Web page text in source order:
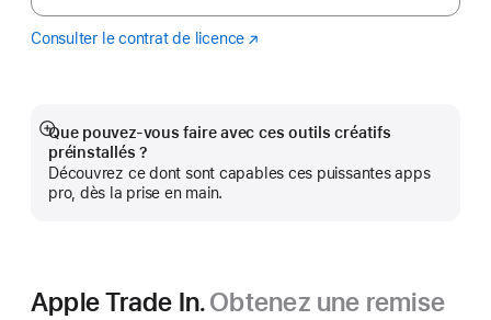
Consulter le contrat de licence Logic
(s’ouvre
fenêtre)
Que pouvez-vous faire avec ces outils créatifs
préinstallés ?
Découvrez ce dont sont capables ces puissantes apps
pro, dès la prise en main.
Afficher
plus
Apple Trade In.Obtenez une remise